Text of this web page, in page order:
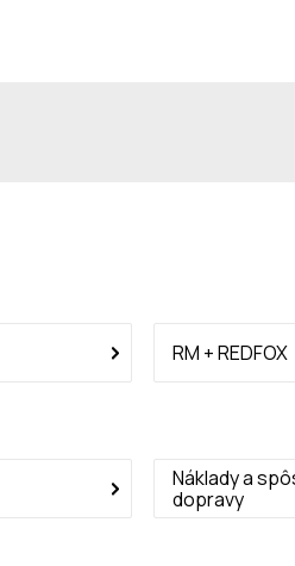
RM + REDFOX
Náklady a
dopravy